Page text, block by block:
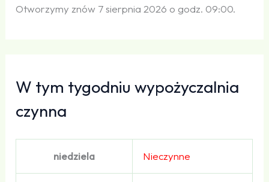
Otworzymy znów 7 sierpnia 2026 o godz. 09:00.
W tym tygodniu wypożyczalnia
czynna
niedziela Nieczynne